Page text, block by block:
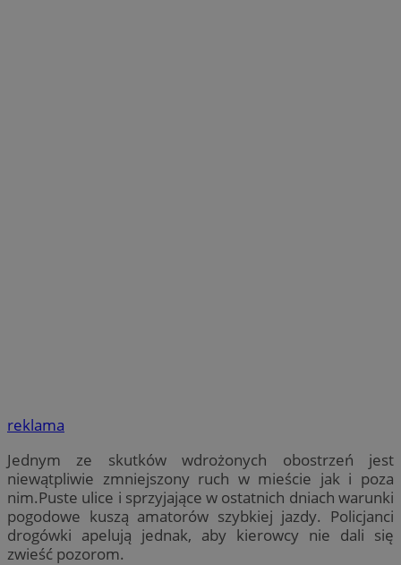
reklama
Jednym ze skutków wdrożonych obostrzeń jest
niewątpliwie zmniejszony ruch w mieście jak i poza
nim.Puste ulice i sprzyjające w ostatnich dniach warunki
pogodowe kuszą amatorów szybkiej jazdy. Policjanci
drogówki apelują jednak, aby kierowcy nie dali się
zwieść pozorom.